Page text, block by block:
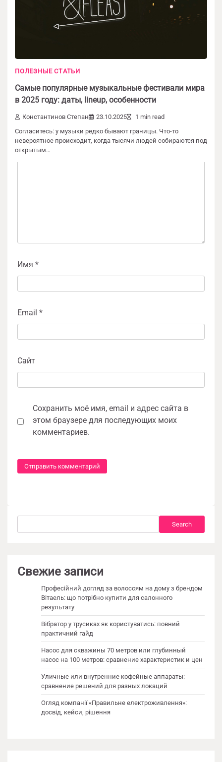
ПОЛЕЗНЫЕ СТАТЬИ
Самые популярные музыкальные фестивали мира
в 2025 году: даты, lineup, особенности
Константинов Степан 23.10.2025
1 min read
Согласитесь: у музыки редко бывают границы. Что-то
невероятное происходит, когда тысячи людей собираются под
открытым…
Ваш адрес email не будет опубликован.
Комментарий*
Имя *
Email *
Сайт
Сохранить моё имя, email и адрес сайта в
этом браузере для последующих моих
комментариев.
Search
Свежие записи
Професійний догляд за волоссям на дому з брендом
Вітаель: що потрібно купити для салонного
результату
Вібратор у трусиках як користуватись: повний
практичний гайд
Насос для скважины 70 метров или глубинный
насос на 100 метров: сравнение характеристик и цен
Уличные или внутренние кофейные аппараты:
сравнение решений для разных локаций
Огляд компанії «Правильне електроживлення»:
досвід, кейси, рішення